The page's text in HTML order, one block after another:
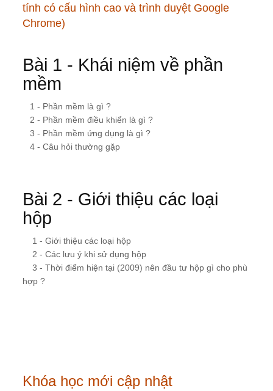
tính có cấu hình cao và trình duyệt Google
Chrome)
Bài 1 - Khái niệm về phần
mềm
1 - Phần mềm là gì ?
2 - Phần mềm điều khiển là gì ?
3 - Phần mềm ứng dụng là gì ?
4 - Câu hỏi thường gặp
Bài 2 - Giới thiệu các loại
hộp
1 - Giới thiệu các loại hộp
2 - Các lưu ý khi sử dụng hộp
3 - Thời điểm hiện tại (2009) nên đầu tư hộp gì cho phù
hợp ?
Khóa học mới cập nhật